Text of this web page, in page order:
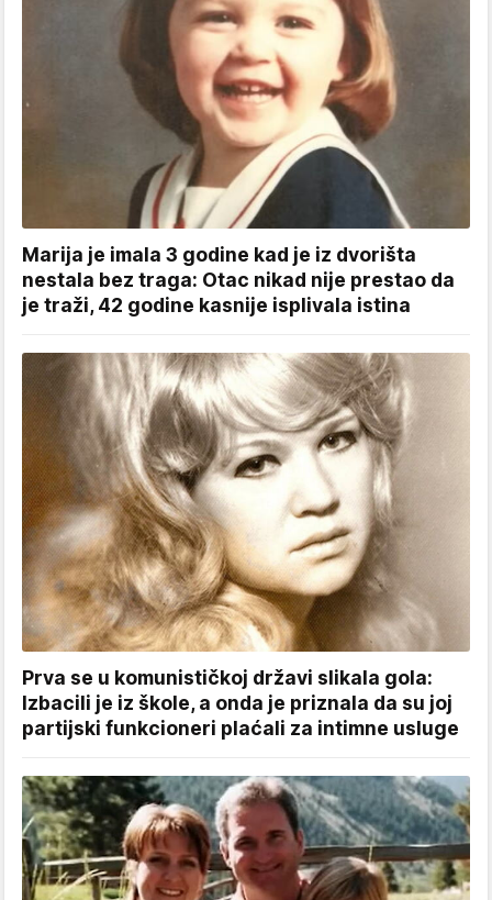
Marija je imala 3 godine kad je iz dvorišta
nestala bez traga: Otac nikad nije prestao da
je traži, 42 godine kasnije isplivala istina
Prva se u komunističkoj državi slikala gola:
Izbacili je iz škole, a onda je priznala da su joj
partijski funkcioneri plaćali za intimne usluge